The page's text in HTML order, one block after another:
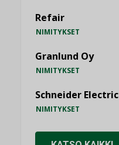
Refair
NIMITYKSET
Granlund Oy
NIMITYKSET
Schneider Electric
NIMITYKSET